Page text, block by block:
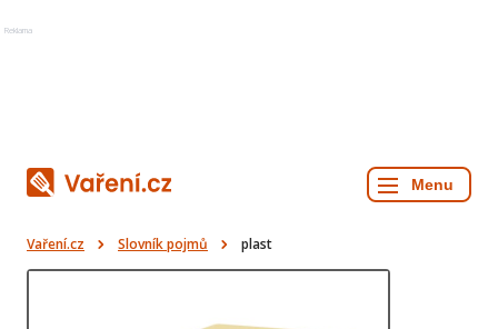
Reklama
Vaření.cz Slovník pojmů plast